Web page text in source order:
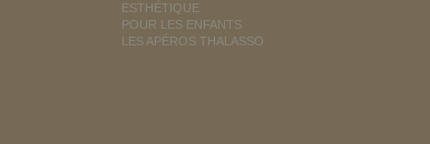
ESTHÉTIQUE
POUR LES ENFANTS
LES APÉROS THALASSO